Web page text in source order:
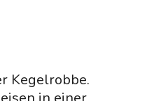
Kegelrobbe.